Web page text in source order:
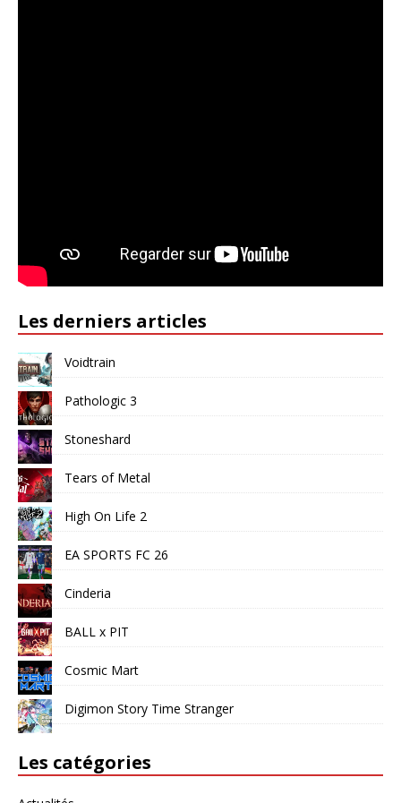
Les derniers articles
Voidtrain
Pathologic 3
Stoneshard
Tears of Metal
High On Life 2
EA SPORTS FC 26
Cinderia
BALL x PIT
Cosmic Mart
Digimon Story Time Stranger
Les catégories